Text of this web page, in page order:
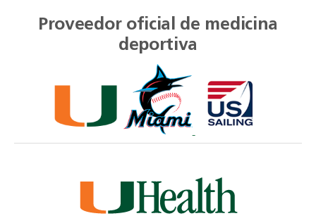
Proveedor oficial de medicina
deportiva